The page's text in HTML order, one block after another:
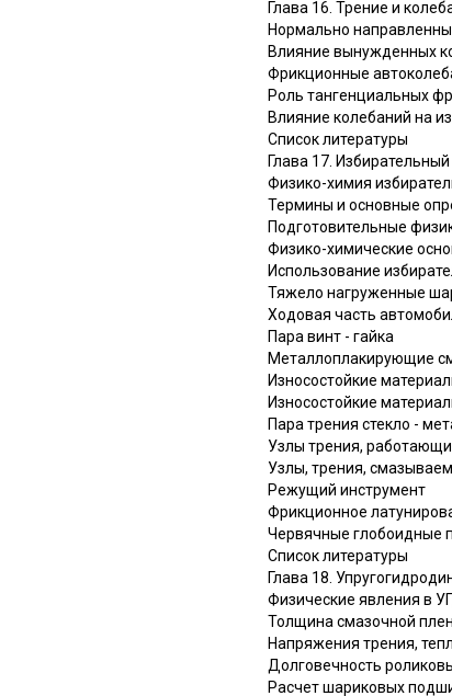
Глава 16. Трение и
Нормально
Влияние вынужденных
Фрикционные
Роль тангенциальных
Влияние колебаний на
Список литературы
Глава 17.
Физико-химия
Термины и основные
Подготовительные
Физико-химические
Использование
Тяжело нагруженные
Ходовая часть
Пара винт - гайка
Металлоплакирующие
Износостойкие
Износостойкие
Пара трения стекло -
Узлы трения,
Узлы, трения,
Режущий инструмент
Фрикционное
Червячные глобоидные
Список литературы
Глава 18.
Физические явления в
Толщина смазочной
Напряжения трения,
Долговечность
Расчет шариковых